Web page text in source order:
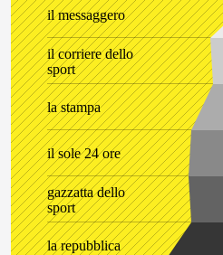
il messaggero
il corriere dello
sport
la stampa
il sole 24 ore
gazzatta dello
sport
la repubblica